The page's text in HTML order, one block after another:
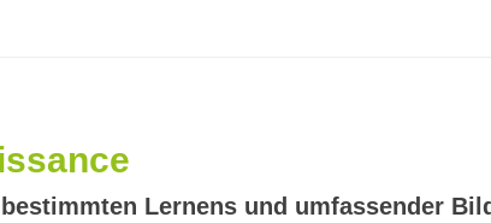
Lernens und umfassender